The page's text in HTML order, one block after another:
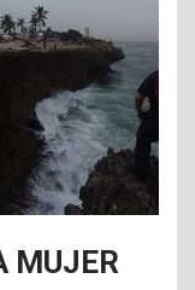
MUJER